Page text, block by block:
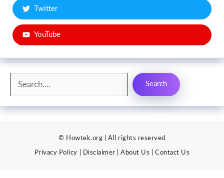
Twitter
YouTube
Search
© Howtek.org | All rights reserved
Privacy Policy Disclaimer |About Us |Contact Us